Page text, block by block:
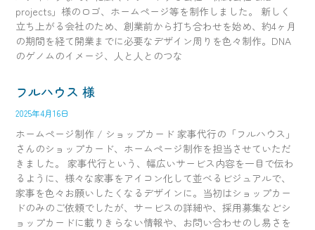
projects」様のロゴ、ホームページ等を制作しました。 新しく
立ち上がる会社のため、創業前から打ち合わせを始め、約4ヶ月
の期間を経て開業までに必要なデザイン周りを色々制作。DNA
のゲノムのイメージ、人と人とのつな
フルハウス 様
2025年4月16日
ホームページ制作 / ショップカード 家事代行の「フルハウス」
さんのショップカード、ホームページ制作を担当させていただ
きました。 家事代行という、幅広いサービス内容を一目で伝わ
るように、様々な家事をアイコン化して並べるビジュアルで、
家事を色々お願いしたくなるデザインに。当初はショップカー
ドのみのご依頼でしたが、サービスの詳細や、採用募集などシ
ョップカードに載りきらない情報や、お問い合わせのし易さを